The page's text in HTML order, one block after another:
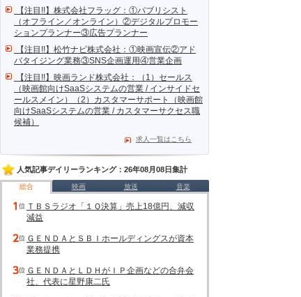
【注目!!】株式会社フラッグ：①パブリシスト
（オフライン／オンライン）②デジタルプロモー
ションプランナー③広告プランナー
【注目!!】松竹ナビ株式会社：①映画宣伝②アド
バタイジング業務③SNS企画運用④営業企画
【注目!!】映画ランド株式会社：（1）セールス
（映画館向けSaaSシステムの営業 / インサイドセ
ールスメイン）（2）カスタマーサポート（映画館
向けSaaSシステムの営業 / カスタマーサクセス職
候補）
求人一覧はこちら
人気記事デイリーランキング：26年08月08日集計
総合 映画 放送 音楽
ＴＢＳラジオ「１Ｑ決算」売上18億円、減収
減益
ＧＥＮＤＡとＳＢＩホールディングスが資本
業務提携
ＧＥＮＤＡとＬＤＨがＩＰ企画などの合弁会
社、代表に星野康二氏